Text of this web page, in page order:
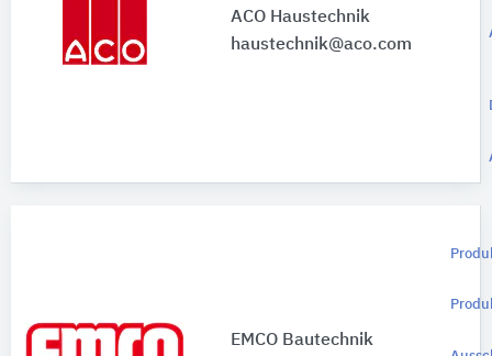
ACO Haustechnik
haustechnik@aco.com
EMCO Bautechnik